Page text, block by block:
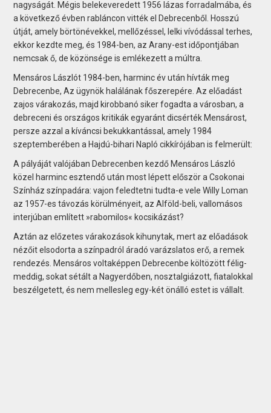
nagyságát. Mégis belekeveredett 1956 lázas forradalmába, és
a következő évben rabláncon vitték el Debrecenből. Hosszú
útját, amely börtönévekkel, mellőzéssel, lelki vívódással terhes,
ekkor kezdte meg, és 1984-ben, az Arany-est időpontjában
nemcsak ő, de közönsége is emlékezett a múltra.
Mensáros Lászlót 1984-ben, harminc év után hívták meg
Debrecenbe, Az ügynök halálának főszerepére. Az előadást
zajos várakozás, majd kirobbanó siker fogadta a városban, a
debreceni és országos kritikák egyaránt dicsérték Mensárost,
persze azzal a kíváncsi bekukkantással, amely 1984
szeptemberében a Hajdú-bihari Napló cikkírójában is felmerült:
A pályáját valójában Debrecenben kezdő Mensáros László
közel harminc esztendő után most lépett először a Csokonai
Színház színpadára: vajon feledtetni tudta-e vele Willy Loman
az 1957-es távozás körülményeit, az Alföld-beli, vallomásos
interjúban említett »rabomilos« kocsikázást?
Aztán az előzetes várakozások kihunytak, mert az előadások
nézőit elsodorta a színpadról áradó varázslatos erő, a remek
rendezés. Mensáros voltaképpen Debrecenbe költözött félig-
meddig, sokat sétált a Nagyerdőben, nosztalgiázott, fiatalokkal
beszélgetett, és nem mellesleg egy-két önálló estet is vállalt.